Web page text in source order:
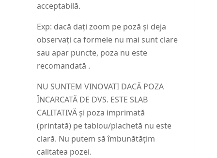
acceptabilă.
Exp: dacă dați zoom pe poză și deja
observați ca formele nu mai sunt clare
sau apar puncte, poza nu este
recomandată .
NU SUNTEM VINOVATI DACĂ POZA
ÎNCARCATĂ DE DVS. ESTE SLAB
CALITATIVĂ și poza imprimată
(printată) pe tablou/plachetă nu este
clară. Nu putem să îmbunătățim
calitatea pozei.